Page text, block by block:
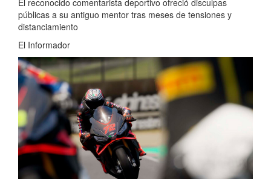
públicas a su antiguo mentor tras meses de tensiones y
distanciamiento
El Informador